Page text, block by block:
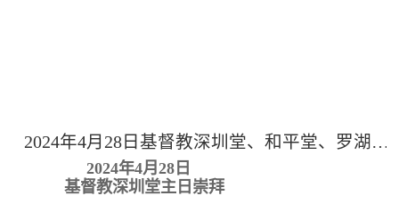
2024年4月28日基督教深圳堂、和平堂、罗湖堂主日崇拜
2024年4月28日
基督教深圳堂主日崇拜